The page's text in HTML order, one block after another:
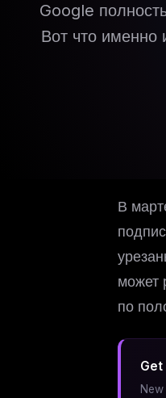
Google
Вот что именно
В
может
по